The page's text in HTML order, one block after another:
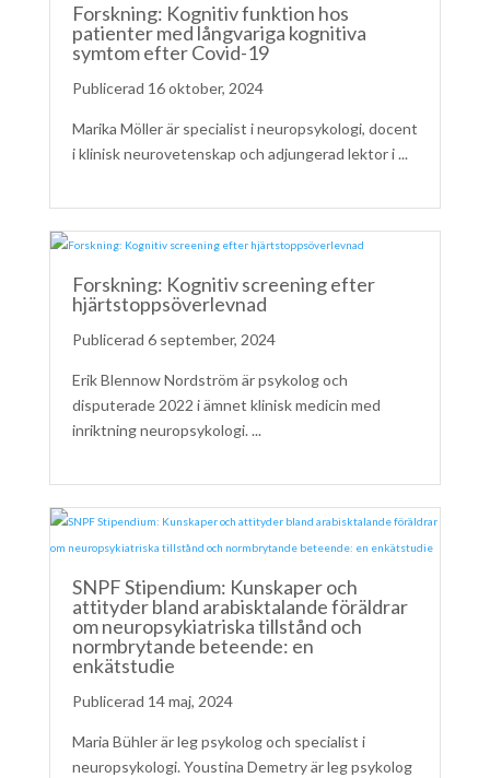
Forskning: Kognitiv funktion hos
patienter med långvariga kognitiva
symtom efter Covid-19
16 oktober, 2024
Marika Möller är specialist i neuropsykologi, docent
i klinisk neurovetenskap och adjungerad lektor i ...
Forskning: Kognitiv screening efter
hjärtstoppsöverlevnad
6 september, 2024
Erik Blennow Nordström är psykolog och
disputerade 2022 i ämnet klinisk medicin med
inriktning neuropsykologi. ...
SNPF Stipendium: Kunskaper och
attityder bland arabisktalande föräldrar
om neuropsykiatriska tillstånd och
normbrytande beteende: en
enkätstudie
14 maj, 2024
Maria Bühler är leg psykolog och specialist i
neuropsykologi. Youstina Demetry är leg psykolog